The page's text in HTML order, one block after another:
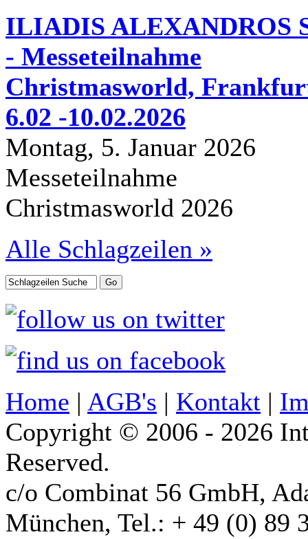
ILIADIS ALEXANDROS
- Messeteilnahme
Christmasworld,
6.02 -10.02.2026
Montag, 5. Januar 2026
Messeteilnahme
Christmasworld 2026
Alle Schlagzeilen »
Home | AGB's | Kontakt |
Copyright © 2006 - 2026
Reserved.
c/o Combinat 56 GmbH,
München, Tel.: + 49 (0) 89